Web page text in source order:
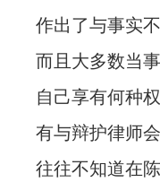
作出了与事实
而且大多数当
自己享有何种
有与辩护律师
往往不知道在